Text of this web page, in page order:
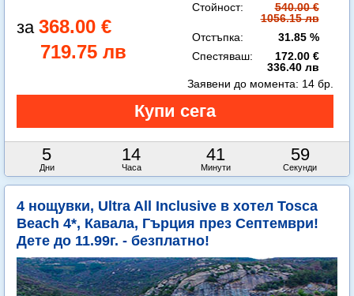
368.00 €
719.75 лв
Стойност:
540.00 €
1056.15 лв
Отстъпка:
31.85 %
Спестяваш:
172.00 €
336.40 лв
5
Дни
14
Часа
41
Минути
58
Секунди
Заявени до момента: 14 бр.
4 нощувки, Ultra All Inclusive в хотел Tosca
Beach 4*, Кавала, Гърция през Септември!
Дете до 11.99г. - безплатно!